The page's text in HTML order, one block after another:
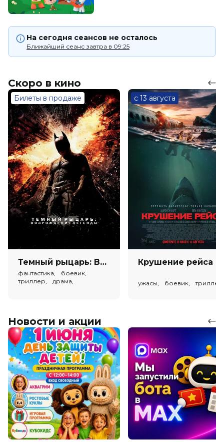
На сегодня сеансов не осталось
Ближайший сеанс завтра в 09:25
Скоро в кино
Билеты в продаже
Темный рыцарь: Возрождение легенды (в рамках Киноклуба) (18+)
фантастика, боевик,
триллер, драма,
с 13 августа
ужасы, боевик, триллер
Новости и акции